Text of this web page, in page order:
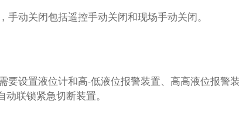
动关闭包括遥控手动关闭和现场手动关闭。
要设置液位计和高-低液位报警装置、高高液位报警
联锁紧急切断装置。